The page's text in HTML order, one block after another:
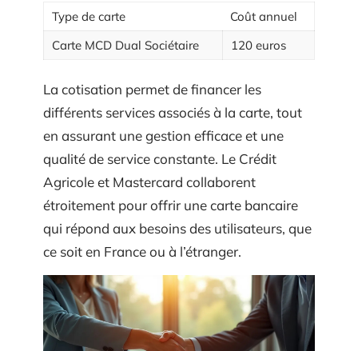
Type de carte
Coût annuel
Carte MCD Dual Sociétaire
120 euros
La cotisation permet de financer les
différents services associés à la carte, tout
en assurant une gestion efficace et une
qualité de service constante. Le Crédit
Agricole et Mastercard collaborent
étroitement pour offrir une carte bancaire
qui répond aux besoins des utilisateurs, que
ce soit en France ou à l’étranger.